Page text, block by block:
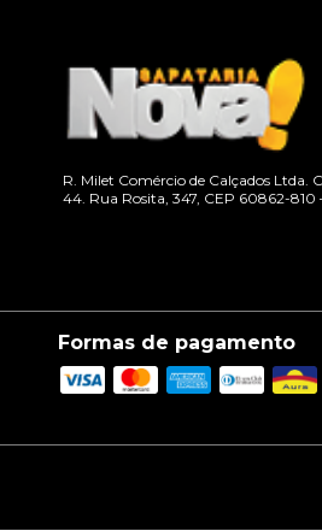
R. Milet Comércio de Calçados Ltda.
44. Rua Rosita, 347, CEP 60862-810
Formas de pagamento